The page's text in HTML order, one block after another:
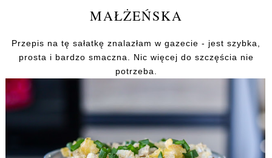
MAŁŻEŃSKA
Przepis na tę sałatkę znalazłam w gazecie - jest szybka,
prosta i bardzo smaczna. Nic więcej do szczęścia nie
potrzeba.